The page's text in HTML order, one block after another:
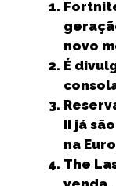
c
e
b
o
o
k
it
t
e
r
novo
É
II já
na
The